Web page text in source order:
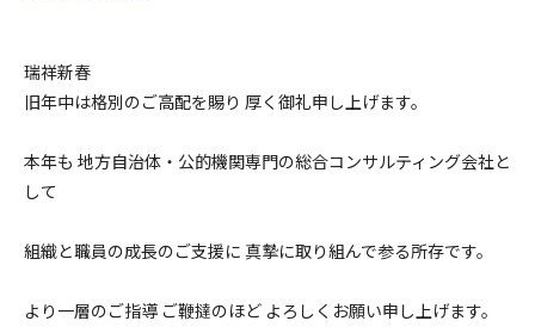
瑞祥新春
旧年中は格別のご高配を賜り 厚く御礼申し上げます。
本年も 地方自治体・公的機関専門の総合コンサルティング会社と
して
組織と職員の成長のご支援に 真摯に取り組んで参る所存です。
より一層のご指導 ご鞭撻のほど よろしくお願い申し上げます。